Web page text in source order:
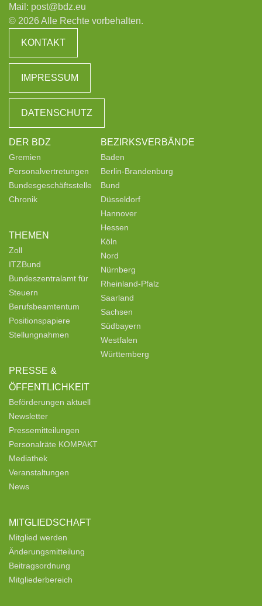
Mail: post@bdz.eu
© 2026 Alle Rechte vorbehalten.
KONTAKT
IMPRESSUM
DATENSCHUTZ
DER BDZ
Gremien
Personalvertretungen
Bundesgeschäftsstelle
Chronik
THEMEN
Zoll
ITZBund
Bundeszentralamt für
Steuern
Berufsbeamtentum
Positionspapiere
Stellungnahmen
PRESSE &
ÖFFENTLICHKEIT
Beförderungen aktuell
Newsletter
Pressemitteilungen
Personalräte KOMPAKT
Mediathek
Veranstaltungen
News
MITGLIEDSCHAFT
Mitglied werden
Änderungsmitteilung
Beitragsordnung
Mitgliederbereich
BEZIRKSVERBÄNDE
Baden
Berlin-Brandenburg
Bund
Düsseldorf
Hannover
Hessen
Köln
Nord
Nürnberg
Rheinland-Pfalz
Saarland
Sachsen
Südbayern
Westfalen
Württemberg